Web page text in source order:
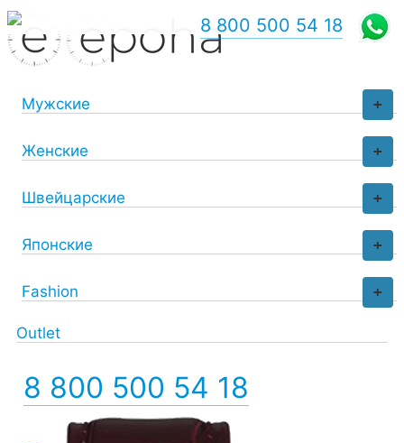
+
Мужские
+
Женские
+
Швейцарские
+
Японские
+
Fashion
Outlet
8 800 500 54 18
8 800 500 54 18